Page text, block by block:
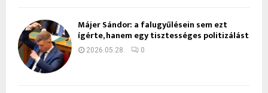
Májer Sándor: a falugyűlésein sem ezt
ígérte, hanem egy tisztességes politizálást
2026.05.28. 0